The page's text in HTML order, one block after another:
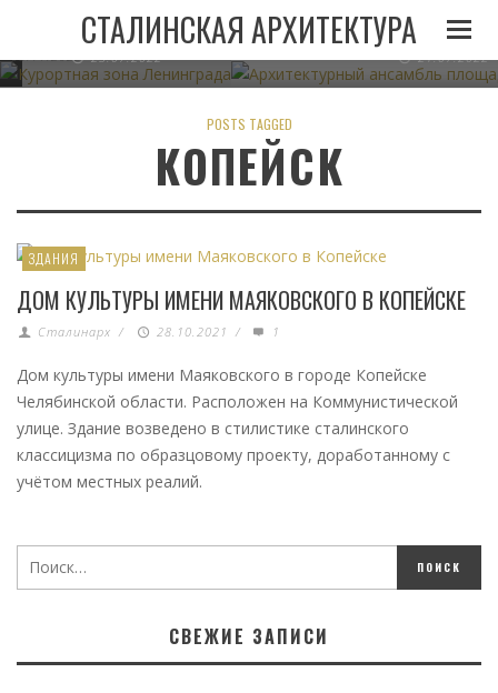
СТАЛИНСКАЯ АРХИТЕКТУРА
05.11.2022
ЛЕНИНГРАДА ПРИ
СТАЛИНЕ
23.07.2022
АРХИТЕКТУРНЫЙ АНСАМБЛЬ
В МИНСКЕ
21.07.2022
POSTS TAGGED
КОПЕЙСК
ЗДАНИЯ
ДОМ КУЛЬТУРЫ ИМЕНИ МАЯКОВСКОГО В КОПЕЙСКЕ
Сталинарх / 28.10.2021 / 1
Дом культуры имени Маяковского в городе Копейске
Челябинской области. Расположен на Коммунистической
улице. Здание возведено в стилистике сталинского
классицизма по образцовому проекту, доработанному с
учётом местных реалий.
СВЕЖИЕ ЗАПИСИ